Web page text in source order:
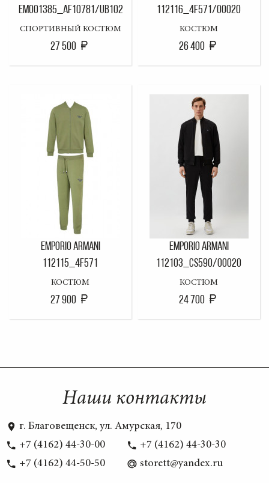
EM001385_AF10781/UB102
СПОРТИВНЫЙ КОСТЮМ
27 500
112116_4F571/00020
КОСТЮМ
26 400
EMPORIO ARMANI
112115_4F571
КОСТЮМ
27 900
EMPORIO ARMANI
112103_CS590/00020
КОСТЮМ
24 700
Наши контакты
г. Благовещенск, ул. Амурская, 170
+7 (4162) 44-30-00
+7 (4162) 44-30-30
+7 (4162) 44-50-50
storett@yandex.ru